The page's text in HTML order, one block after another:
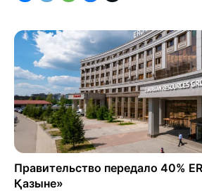
Правительство передало 40%
Қазыне»